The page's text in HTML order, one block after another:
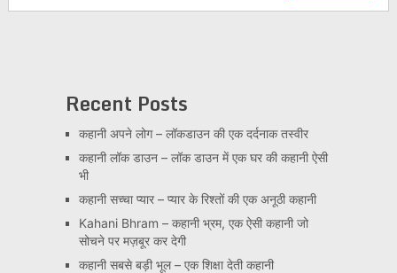
Recent Posts
कहानी अपने लोग – लॉकडाउन की एक दर्दनाक तस्वीर
कहानी लॉक डाउन – लॉक डाउन में एक घर की कहानी ऐसी
भी
कहानी सच्चा प्यार – प्यार के रिश्तों की एक अनूठी कहानी
Kahani Bhram – कहानी भ्रम, एक ऐसी कहानी जो
सोचने पर मज़बूर कर देगी
कहानी सबसे बड़ी भूल – एक शिक्षा देती कहानी